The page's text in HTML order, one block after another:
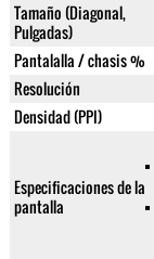
Tamaño (Diagonal,
Pulgadas)
Pantalalla / chasis %
Resolución
Densidad (PPI)
Especificaciones de la
pantalla